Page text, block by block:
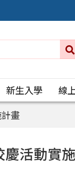
搜
新生入學 線
畫
活動實